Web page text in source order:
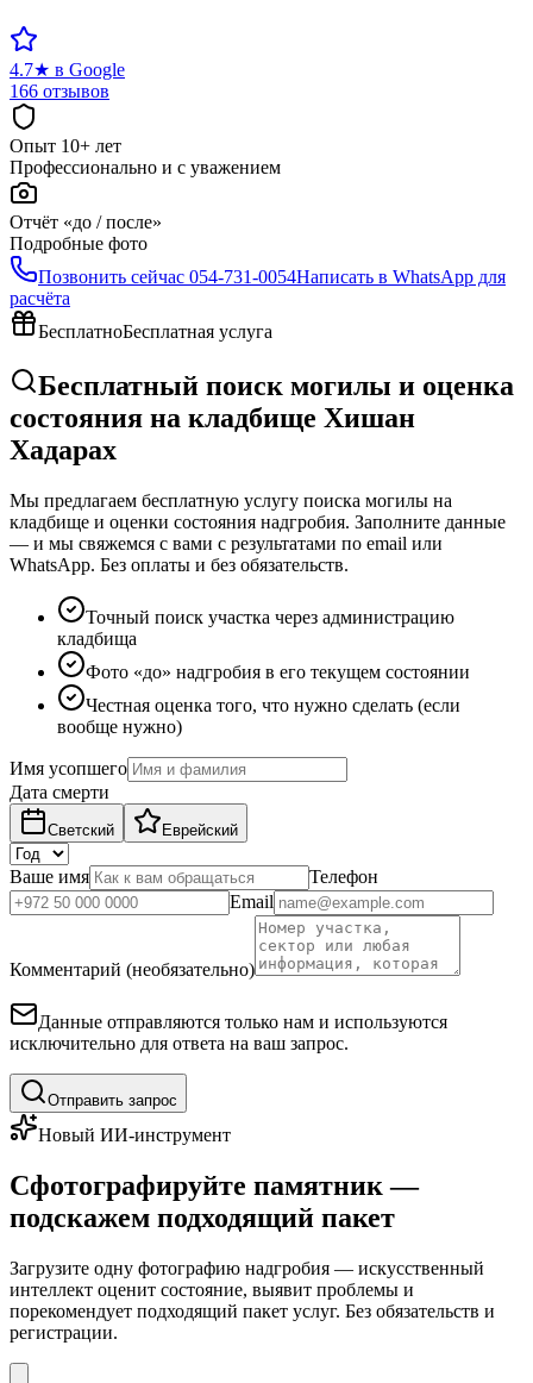
4.7★ в Google
166 отзывов
Опыт 10+ лет
Профессионально и с уважением
Отчёт «до / после»
Подробные фото
Позвонить сейчас 054-731-0054Написать в WhatsApp для
расчёта
БесплатноБесплатная услуга
Бесплатный поиск могилы и оценка
состояния на кладбище Хишан
Хадарах
Мы предлагаем бесплатную услугу поиска могилы на
кладбище и оценки состояния надгробия. Заполните данные
— и мы свяжемся с вами с результатами по email или
WhatsApp. Без оплаты и без обязательств.
Точный поиск участка через администрацию
кладбища
Фото «до» надгробия в его текущем состоянии
Честная оценка того, что нужно сделать (если
вообще нужно)
Имя усопшего
Дата смерти
Светский Еврейский
Ваше имя
Телефон
Email
Комментарий (необязательно)
Данные отправляются только нам и используются
исключительно для ответа на ваш запрос.
Отправить запрос
Новый ИИ-инструмент
Сфотографируйте памятник —
подскажем подходящий пакет
Загрузите одну фотографию надгробия — искусственный
интеллект оценит состояние, выявит проблемы и
порекомендует подходящий пакет услуг. Без обязательств и
регистрации.